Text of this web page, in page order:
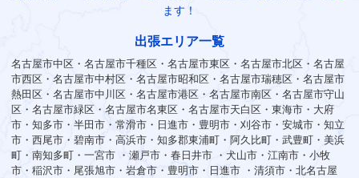
ます！
出張エリア一覧
名古屋市中区・名古屋市千種区・名古屋市東区・名古屋市北区・名古屋
市西区・名古屋市中村区・名古屋市昭和区・名古屋市瑞穂区・名古屋市
熱田区・名古屋市中川区・名古屋市港区・名古屋市南区・名古屋市守山
区・名古屋市緑区・名古屋市名東区・名古屋市天白区・東海市・大府
市・知多市・半田市・常滑市・日進市・豊明市・刈谷市・安城市・知立
市・西尾市・碧南市・高浜市・知多郡東浦町・阿久比町・武豊町・美浜
町・南知多町・一宮市 ・瀬戸市・春日井市 ・犬山市・江南市・小牧
市・稲沢市・尾張旭市・岩倉市・豊明市・日進市 ・清須市・北名古屋